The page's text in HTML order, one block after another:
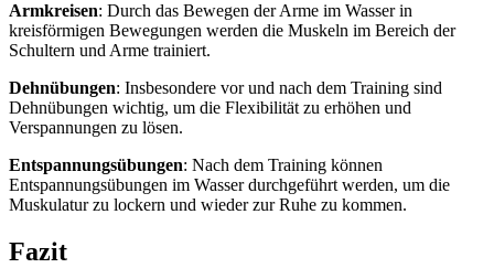
Armkreisen: Durch das Bewegen der Arme im Wasser in
kreisförmigen Bewegungen werden die Muskeln im Bereich der
Schultern und Arme trainiert.
Dehnübungen: Insbesondere vor und nach dem Training sind
Dehnübungen wichtig, um die Flexibilität zu erhöhen und
Verspannungen zu lösen.
Entspannungsübungen: Nach dem Training können
Entspannungsübungen im Wasser durchgeführt werden, um die
Muskulatur zu lockern und wieder zur Ruhe zu kommen.
Fazit